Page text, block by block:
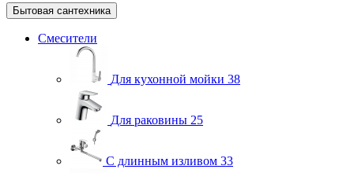
Бытовая сантехника
Смесители
Для кухонной мойки 38
Для раковины 25
С длинным изливом 33